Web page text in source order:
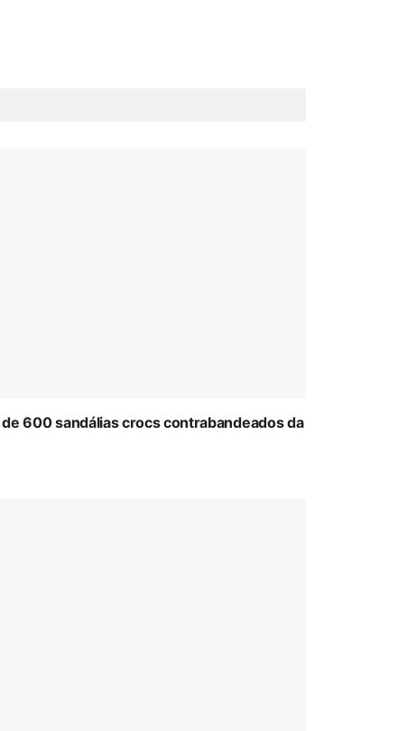
600 sandálias crocs contrabandeados da